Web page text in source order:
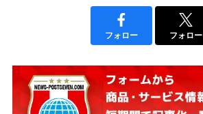
フォロー フォロー